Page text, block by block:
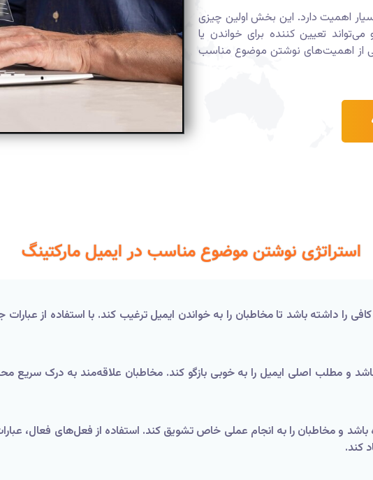
اهمیت دارد. این بخش اولین چیزی
تعیین کننده برای خواندن یا
از اهمیت‌های نوشتن موضوع مناسب
استراتژی نوشتن موضوع مناسب در ایمیل مارکتینگ
را داشته باشد تا مخاطبان را به خواندن ایمیل ترغیب کند. با استفاده از
و مطلب اصلی ایمیل را به خوبی بازگو کند. مخاطبان علاقه‌مند به درک سریع
و مخاطبان را به انجام عملی خاص تشویق کند. استفاده از فعل‌های فعال،
کند.